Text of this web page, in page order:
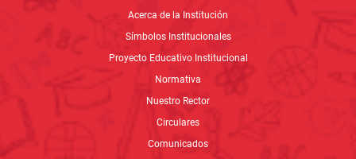
Acerca de la Institución
Símbolos Institucionales
Proyecto Educativo Institucional
Normativa
Nuestro Rector
Circulares
Comunicados